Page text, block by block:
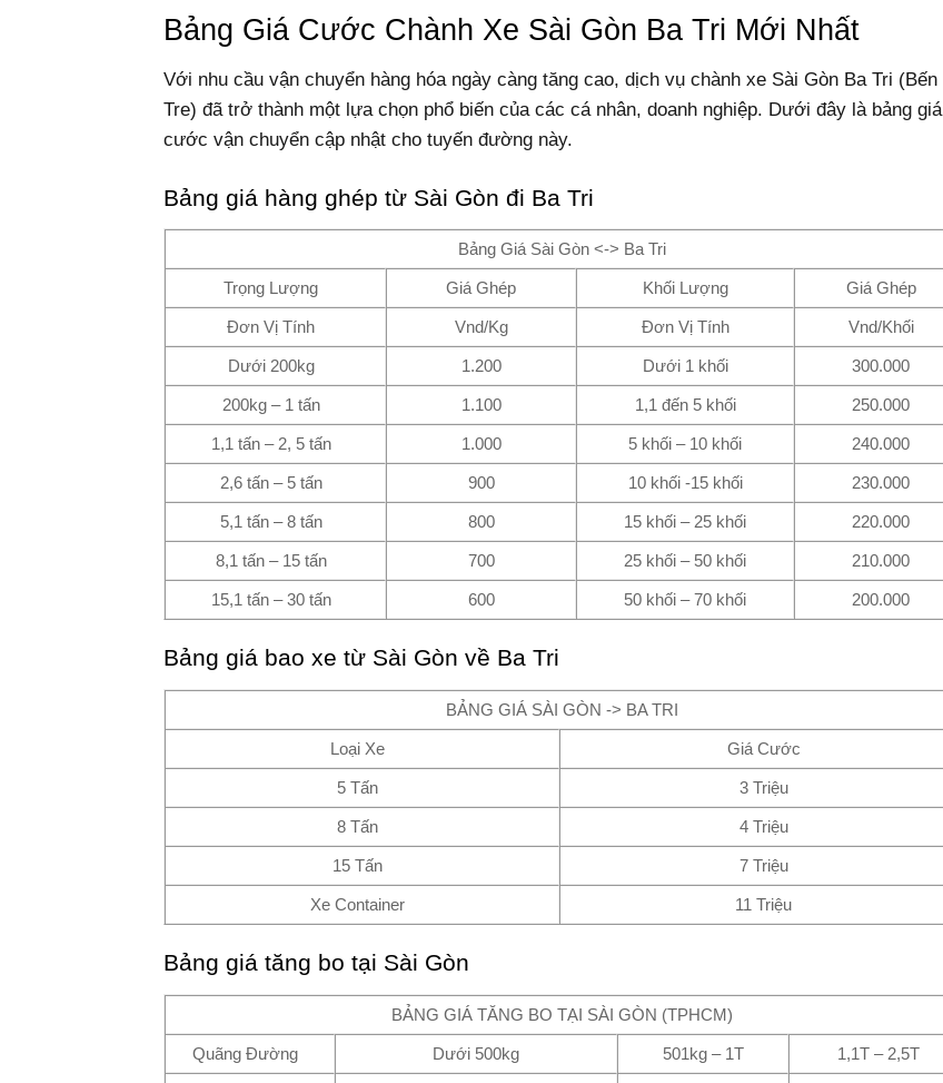
Bảng Giá Cước Chành Xe Sài Gòn Ba Tri Mới Nhất
Với nhu cầu vận chuyển hàng hóa ngày càng tăng cao, dịch vụ chành xe Sài Gòn Ba Tri (Bến
Tre) đã trở thành một lựa chọn phổ biến của các cá nhân, doanh nghiệp. Dưới đây là bảng giá
cước vận chuyển cập nhật cho tuyến đường này.
Bảng giá hàng ghép từ Sài Gòn đi Ba Tri
Bảng Giá Sài Gòn <-> Ba Tri
Trọng Lượng Giá Ghép Khối Lượng Giá Ghép
Đơn Vị Tính Vnd/Kg Đơn Vị Tính Vnd/Khối
Dưới 200kg 1.200 Dưới 1 khối 300.000
200kg – 1 tấn 1.100 1,1 đến 5 khối 250.000
1,1 tấn – 2, 5 tấn 1.000 5 khối – 10 khối 240.000
2,6 tấn – 5 tấn 900 10 khối -15 khối 230.000
5,1 tấn – 8 tấn 800 15 khối – 25 khối 220.000
8,1 tấn – 15 tấn 700 25 khối – 50 khối 210.000
15,1 tấn – 30 tấn 600 50 khối – 70 khối 200.000
Bảng giá bao xe từ Sài Gòn về Ba Tri
BẢNG GIÁ SÀI GÒN -> BA TRI
Loại Xe Giá Cước
5 Tấn 3 Triệu
8 Tấn 4 Triệu
15 Tấn 7 Triệu
Xe Container 11 Triệu
Bảng giá tăng bo tại Sài Gòn
BẢNG GIÁ TĂNG BO TẠI SÀI GÒN (TPHCM)
Quãng Đường Dưới 500kg 501kg – 1T 1,1T – 2,5T